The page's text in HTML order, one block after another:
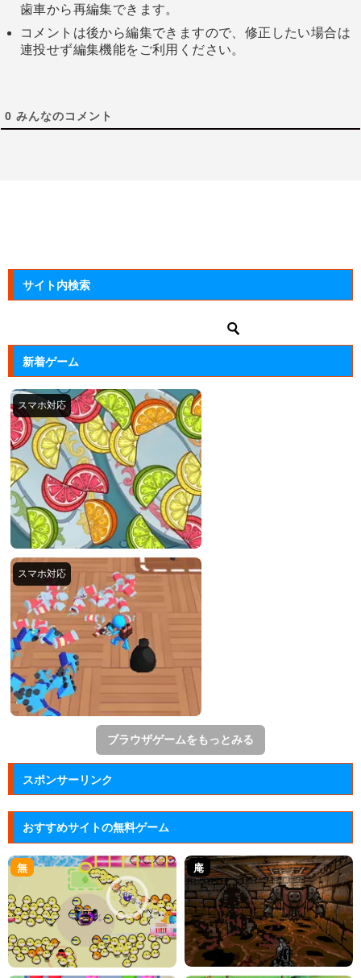
歯車から再編集できます。
コメントは後から編集できますので、修正したい場合は
連投せず編集機能をご利用ください。
0 みんなのコメント
サイト内検索
新着ゲーム
ブラウザゲームをもっとみる
スポンサーリンク
おすすめサイトの無料ゲーム
無 庵